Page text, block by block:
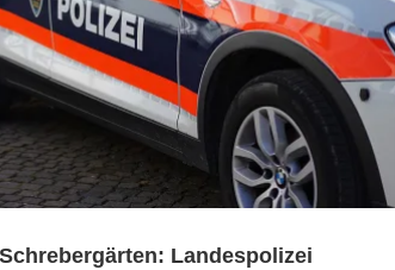
Landespolizei